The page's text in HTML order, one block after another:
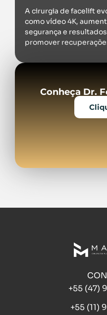
A cirurgia de facelift
como vídeo 4K,
segurança e
promover
Conheça Dr.
+55 (47)
+55 (11)